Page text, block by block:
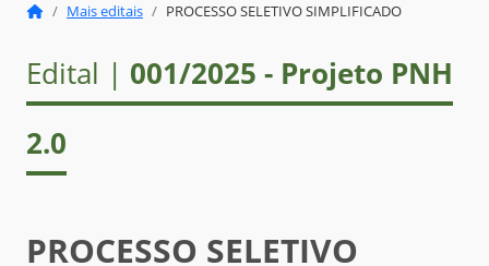
Mais editais PROCESSO SELETIVO SIMPLIFICADO
Edital | 001/2025 - Projeto PNH
2.0
PROCESSO SELETIVO